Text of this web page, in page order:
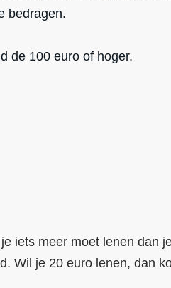
bedragen.
de 100 euro of hoger.
iets meer moet lenen dan
Wil je 20 euro lenen, dan